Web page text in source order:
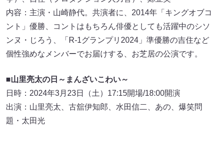
内容：主演・山崎静代。共演者に、2014年「キングオブコ
ント」優勝、コントはもちろん俳優としても活躍中のシソ
ンヌ・じろう、「R-1グランプリ2024」準優勝の吉住など
個性強めなメンバーでお届けする、お芝居の公演です。
■山里亮太の日～まんざいこわい～
日時：2024年3月23日（土）17:15開場/18:00開演
出演：山里亮太、古舘伊知郎、水田信二、あの、爆笑問
題・太田光